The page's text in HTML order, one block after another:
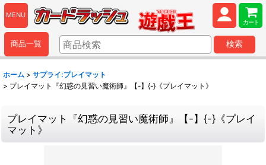
MENU
カート
商品一覧 検索
ホーム > サプライ:プレイマット
> プレイマット『幻惑の見習い魔術師』【-】{-}《プレイマット》
プレイマット『幻惑の見習い魔術師』【-】{-}《プレイ
マット》